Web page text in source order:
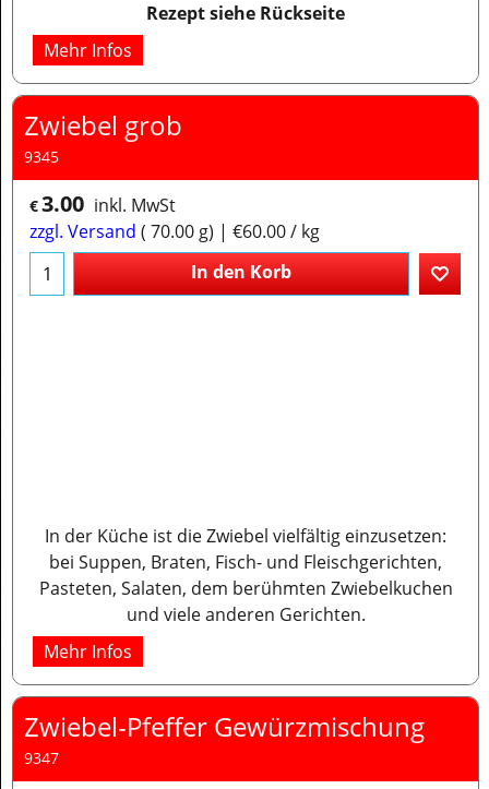
Rezept siehe Rückseite
Mehr Infos
Zwiebel grob
9345
€3.00 inkl. MwSt
zzgl. Versand
70.00 g €60.00/ kg
In den Korb
In der Küche ist die Zwiebel vielfältig einzusetzen:
bei Suppen, Braten, Fisch- und Fleischgerichten,
Pasteten, Salaten, dem berühmten Zwiebelkuchen
und viele anderen Gerichten.
Mehr Infos
Zwiebel-Pfeffer Gewürzmischung
9347